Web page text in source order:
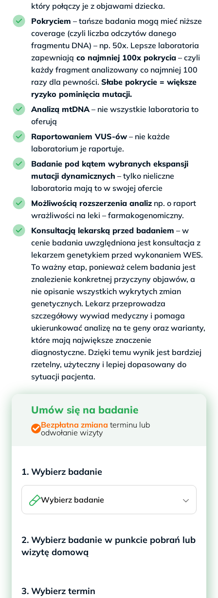
który połączy je z objawami dziecka.
Pokryciem – tańsze badania mogą mieć niższe
coverage (czyli liczba odczytów danego
fragmentu DNA) – np. 50x. Lepsze laboratoria
zapewniają co najmniej 100x pokrycia – czyli
każdy fragment analizowany co najmniej 100
razy dla pewności. Słabe pokrycie = większe
ryzyko pominięcia mutacji.
Analizą mtDNA – nie wszystkie laboratoria to
oferują
Raportowaniem VUS-ów – nie każde
laboratorium je raportuje.
Badanie pod kątem wybranych ekspansji
mutacji dynamicznych – tylko nieliczne
laboratoria mają to w swojej ofercie
Możliwością rozszerzenia analiz np. o raport
wrażliwości na leki – farmakogenomiczny.
Konsultacją lekarską przed badaniem – w
cenie badania uwzględniona jest konsultacja z
lekarzem genetykiem przed wykonaniem WES.
To ważny etap, ponieważ celem badania jest
znalezienie konkretnej przyczyny objawów, a
nie opisanie wszystkich wykrytych zmian
genetycznych. Lekarz przeprowadza
szczegółowy wywiad medyczny i pomaga
ukierunkować analizę na te geny oraz warianty,
które mają największe znaczenie
diagnostyczne. Dzięki temu wynik jest bardziej
rzetelny, użyteczny i lepiej dopasowany do
sytuacji pacjenta.
Umów się na badanie
Bezpłatna zmiana terminu lub
odwołanie wizyty
1. Wybierz badanie
Wybierz badanie
2. Wybierz badanie w punkcie pobrań lub
wizytę domową
3. Wybierz termin